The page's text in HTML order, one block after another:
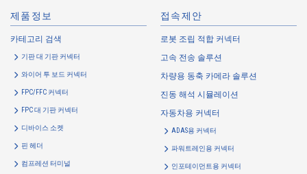
2. Purposes of Use of Personal Information
The purposes of use of personal information acquired by the Company
are as follows: The Company may change the following purposes of
use to the extent which is deemed relevant, and in the event of such a
change, the Company shall notify or publicly announce the changed
purposes of use to the relevant person of the Customers, etc.
Customer Information
・
To inform the Customers, etc. of The Company’s products
・
To provide campaigns and events for the Customers, etc.
제품정보
카테고리 검색
기판 대 기판 커넥터
와이어 투 보드 커넥터
FPC/FFC 커넥터
FPC 대 기판 커넥터
디바이스 소켓
핀 헤더
컴프레션 터미널
접속제안
로봇 조립 적합 커넥터
고속 전송 솔루션
차량용 동축 카메라 솔루션
진동 해석 시뮬레이션
자동차용 커넥터
ADAS용 커넥터
파워트레인용 커넥터
인포테이먼트용 커넥터